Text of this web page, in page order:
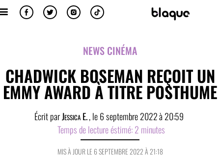
NEWS CINÉMA
CHADWICK BOSEMAN REÇOIT UN
EMMY AWARD À TITRE POSTHUME
Écrit parJessica E., le 6 septembre 2022à 20:59
Temps de lecture éstimé: 2 minutes
MIS À JOUR LE 6 SEPTEMBRE 2022 À 21:18